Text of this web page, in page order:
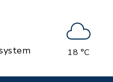
18 °C